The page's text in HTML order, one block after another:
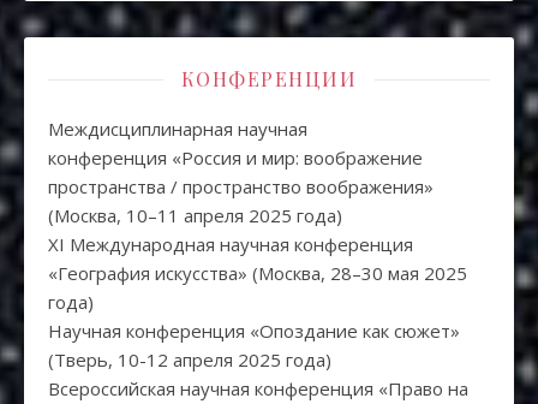
КОНФЕРЕНЦИИ
Междисциплинарная научная
конференция «Россия и мир: воображение
пространства / пространство воображения»
(Москва, 10–11 апреля 2025 года)
XI Международная научная конференция
«География искусства» (Москва, 28–30 мая 2025
года)
Научная конференция «Опоздание как сюжет»
(Тверь, 10-12 апреля 2025 года)
Всероссийская научная конференция «Право на